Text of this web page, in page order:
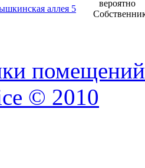
аллея 5
вероятно
© 2010